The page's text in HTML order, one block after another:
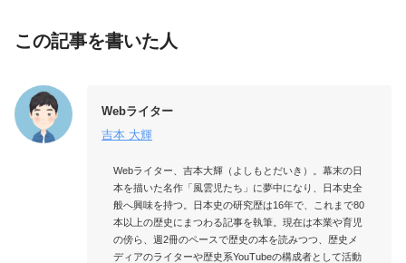
この記事を書いた人
Webライター
吉本 大輝
Webライター、吉本大輝（よしもとだいき）。幕末の日
本を描いた名作「風雲児たち」に夢中になり、日本史全
般へ興味を持つ。日本史の研究歴は16年で、これまで80
本以上の歴史にまつわる記事を執筆。現在は本業や育児
の傍ら、週2冊のペースで歴史の本を読みつつ、歴史メ
ディアのライターや歴史系YouTubeの構成者として活動